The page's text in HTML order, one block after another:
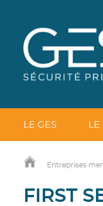
LE GES
Entreprises
FIRST